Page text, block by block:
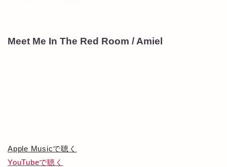
Meet Me In The Red Room / Amiel
Apple Musicで聴く
YouTubeで聴く